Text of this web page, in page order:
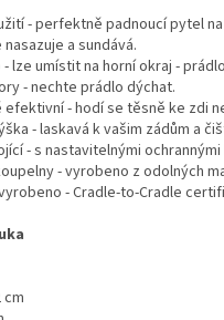
- perfektně padnoucí pytel
a sundává.
lze umístit na horní okraj -
- nechte prádlo dýchat.
- hodí se těsně ke zdi
- laskavá k vašim zádům a
- s nastavitelnými
- vyrobeno z odolných
- Cradle-to-Cradle
cm